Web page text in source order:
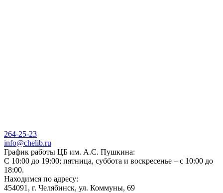
264-25-23
info@chelib.ru
График работы ЦБ им. А.С. Пушкина:
С 10:00 до 19:00; пятница, суббота и воскресенье – с 10:00 до
18:00.
Находимся по адресу:
454091, г. Челябинск, ул. Коммуны, 69